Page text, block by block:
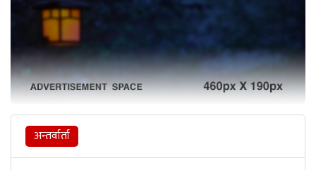
अन्तर्वार्ता